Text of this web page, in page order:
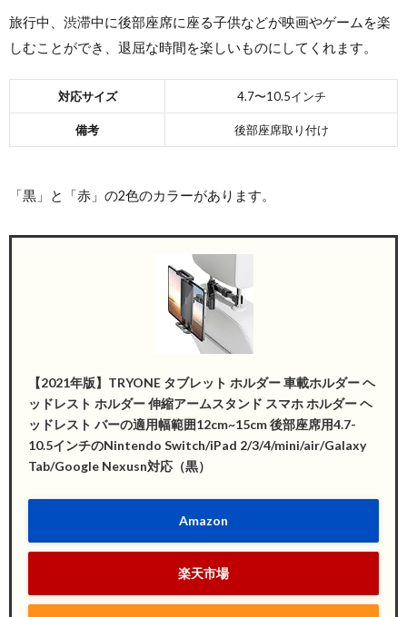
旅行中、渋滞中に後部座席に座る子供などが映画やゲームを楽
しむことができ、退屈な時間を楽しいものにしてくれます。
対応サイズ 4.7〜10.5インチ
備考 後部座席取り付け
「黒」と「赤」の2色のカラーがあります。
【2021年版】TRYONE タブレット ホルダー 車載ホルダー ヘ
ッドレスト ホルダー 伸縮アームスタンド スマホ ホルダー ヘ
ッドレスト バーの適用幅範囲12cm~15cm 後部座席用4.7-
10.5インチのNintendo Switch/iPad 2/3/4/mini/air/Galaxy
Tab/Google Nexusn対応（黒）
Amazon
楽天市場